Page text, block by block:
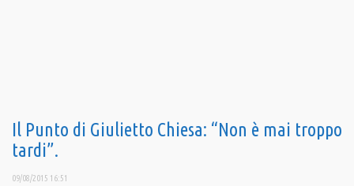
Il Punto di Giulietto Chiesa: “Non è mai troppo
tardi”.
09/08/2015 16:51